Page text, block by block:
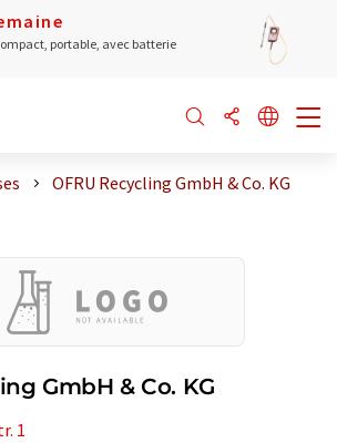
portable, avec batterie
OFRU Recycling GmbH & Co. KG
GmbH & Co. KG
1